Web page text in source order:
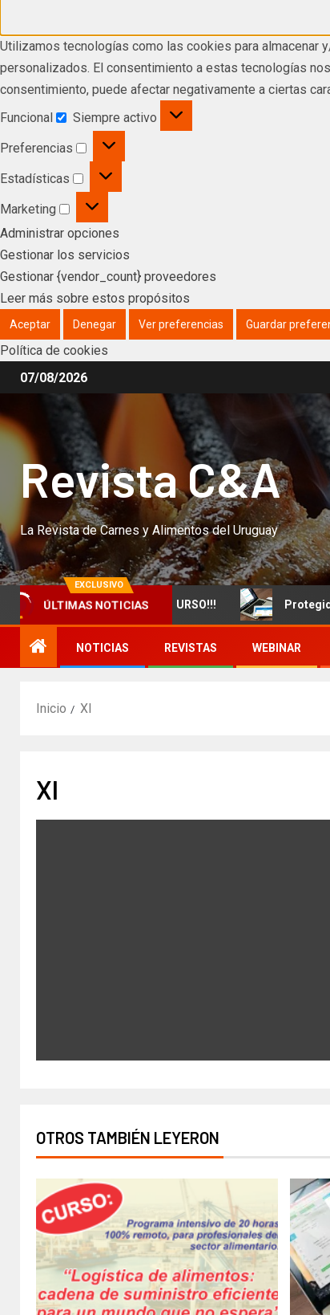
Utilizamos tecnologías como las cookies para almacenar
personalizados. El consentimiento a estas tecnologías
consentimiento, puede afectar negativamente a ciertas
Funcional
Siempre activo
Preferencias
Estadísticas
Marketing
Administrar opciones
Gestionar los servicios
Gestionar {vendor_count} proveedores
Leer más sobre estos propósitos
Aceptar Denegar Ver preferencias Guardar
Política de cookies
07/08/2026
Revista C&A
La Revista de Carnes y Alimentos del Uruguay
EXCLUSIVO
ÚLTIMAS NOTICIAS
de un nuevo CURSO!!! Protegido:
NOTICIAS REVISTAS WEBINAR
Inicio XI
XI
OTROS TAMBIÉN LEYERON